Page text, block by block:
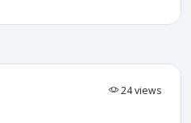
24 views